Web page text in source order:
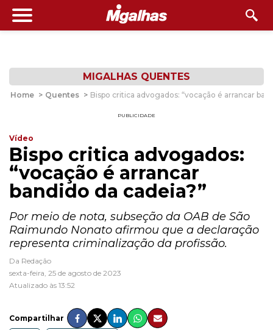
MIGALHAS QUENTES
Home > Quentes > Bispo critica advogados: “vocação é arrancar
PUBLICIDADE
Vídeo
Bispo critica advogados:
“vocação é arrancar
bandido da cadeia?”
Por meio de nota, subseção da OAB de São
Raimundo Nonato afirmou que a declaração
representa criminalização da profissão.
Da Redação
sexta-feira, 25 de agosto de 2023
Atualizado às 13:52
Compartilhar